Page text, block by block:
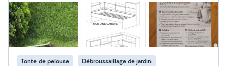
Tonte de pelouse Débroussaillage de jardin